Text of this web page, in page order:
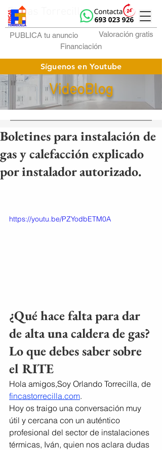
Fincas Torrecilla
PUBLICA tu anuncio
Valoración gratis
Financiación
Síguenos en Youtube
VideoBlog
Boletines para instalación de
gas y calefacción explicado
por instalador autorizado.
https://youtu.be/PZYodbETM0A
¿Qué hace falta para dar
de alta una caldera de gas?
Lo que debes saber sobre
el RITE
Hola amigos,Soy Orlando Torrecilla, de
fincastorrecilla.com.
Hoy os traigo una conversación muy
útil y cercana con un auténtico
profesional del sector de instalaciones
térmicas, Iván, quien nos aclara dudas